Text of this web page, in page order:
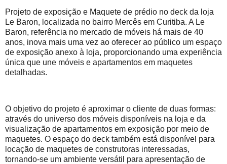
Projeto de exposição e Maquete de prédio no deck da loja
Le Baron, localizada no bairro Mercês em Curitiba. A Le
Baron, referência no mercado de móveis há mais de 40
anos, inova mais uma vez ao oferecer ao público um espaço
de exposição anexo à loja, proporcionando uma experiência
única que une móveis e apartamentos em maquetes
detalhadas.
O objetivo do projeto é aproximar o cliente de duas formas:
através do universo dos móveis disponíveis na loja e da
visualização de apartamentos em exposição por meio de
maquetes. O espaço do deck também está disponível para
locação de maquetes de construtoras interessadas,
tornando-se um ambiente versátil para apresentação de